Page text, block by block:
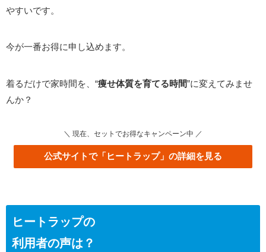
やすいです。
今が一番お得に申し込めます。
着るだけで家時間を、“痩せ体質を育てる時間”に変えてみませ
んか？
＼ 現在、セットでお得なキャンペーン中 ／
公式サイトで「ヒートラップ」の詳細を見る
ヒートラップの
利用者の声は？